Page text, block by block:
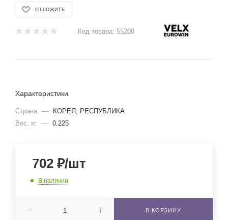
ОТЛОЖИТЬ
Код товара: 55200
Характеристики
Страна —
КОРЕЯ, РЕСПУБЛИКА
Вес, кг — 0.225
702 ₽/шт
В наличии
В КОРЗИНУ